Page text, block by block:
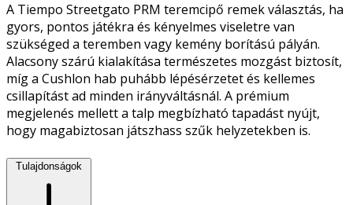
A Tiempo Streetgato PRM teremcipő remek választás, ha
gyors, pontos játékra és kényelmes viseletre van
szükséged a teremben vagy kemény borítású pályán.
Alacsony szárú kialakítása természetes mozgást biztosít,
míg a Cushlon hab puhább lépésérzetet és kellemes
csillapítást ad minden irányváltásnál. A prémium
megjelenés mellett a talp megbízható tapadást nyújt,
hogy magabiztosan játszhass szűk helyzetekben is.
Tulajdonságok